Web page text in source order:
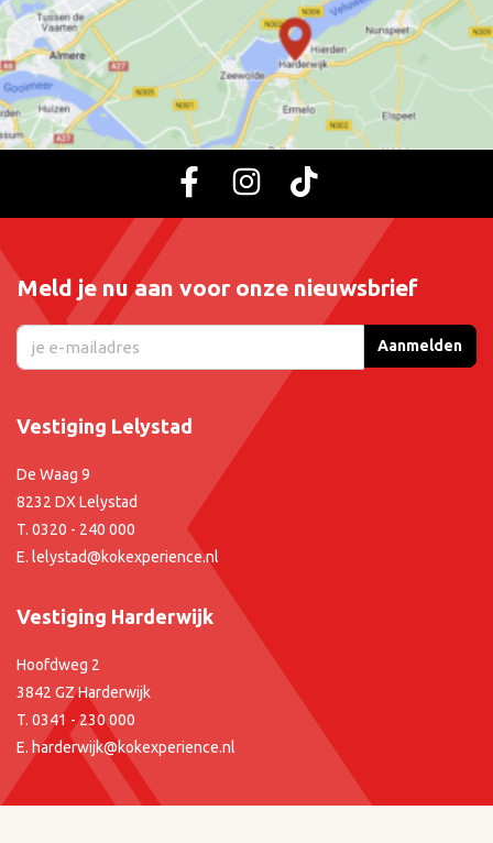
Meld je nu aan voor onze nieuwsbrief
Aanmelden
Vestiging Lelystad
De Waag 9
8232 DX Lelystad
T. 0320 - 240 000
E. lelystad@kokexperience.nl
Vestiging Harderwijk
Hoofdweg 2
3842 GZ Harderwijk
T. 0341 - 230 000
E. harderwijk@kokexperience.nl